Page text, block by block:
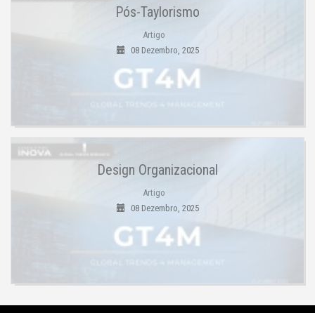
Pós-Taylorismo
Artigo
08 Dezembro, 2025
Design Organizacional
Artigo
08 Dezembro, 2025